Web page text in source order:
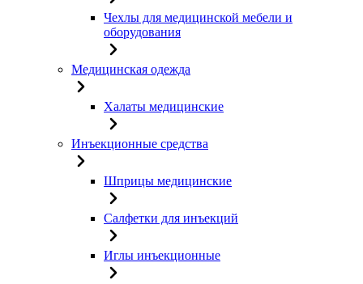
Чехлы для медицинской мебели и
оборудования
Медицинская одежда
Халаты медицинские
Инъекционные средства
Шприцы медицинские
Салфетки для инъекций
Иглы инъекционные